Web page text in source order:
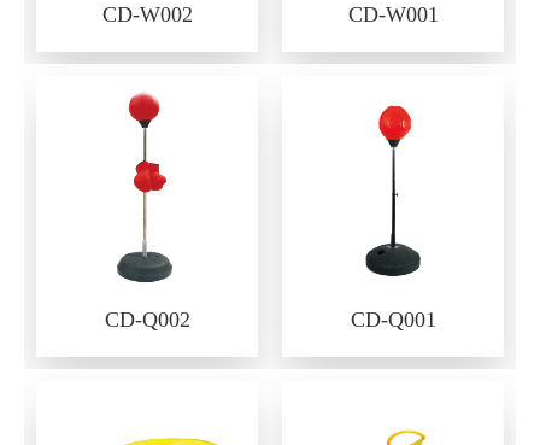
CD-W002 CD-W001
CD-Q002 CD-Q001